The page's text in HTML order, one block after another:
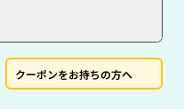
クーポンをお持ちの方へ